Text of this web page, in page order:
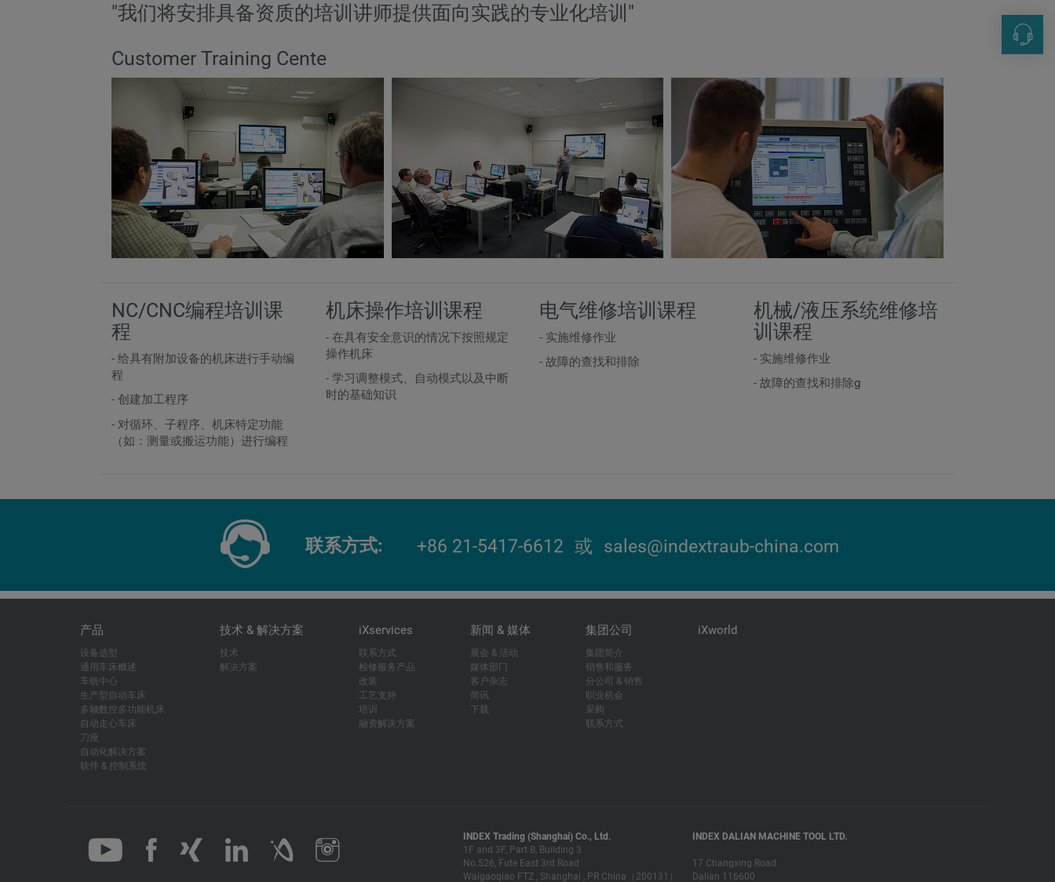
联系方
"我们将安排具备资质的培训讲师提供面向实践的专业化培训"
Customer Training Cente
NC/CNC编程培训课
程
- 给具有附加设备的机床进行手动编
程
- 创建加工程序
- 对循环、子程序、机床特定功能
（如：测量或搬运功能）进行编程
机床操作培训课程
- 在具有安全意识的情况下按照规定
操作机床
- 学习调整模式、自动模式以及中断
时的基础知识
电气维修培训课程
- 实施维修作业
- 故障的查找和排除
机械/液压系统维修培
训课程
- 实施维修作业
- 故障的查找和排除g
联系方式 +86 21-5417-6612 或 sales@indextraub-china.com
产品
设备选型
通用车床概述
车铣中心
生产型自动车床
多轴数控多功能机床
自动走心车床
刀座
自动化解决方案
软件 & 控制系统
技术 & 解决方案
技术
解决方案
iXservices
联系方式
检修服务产品
改装
工艺支持
培训
融资解决方案
新闻 & 媒体
展会 & 活动
媒体部门
客户杂志
简讯
下载
集团公司
集团简介
销售和服务
分公司 & 销售
职业机会
采购
联系方式
iXworld
INDEX Trading (Shanghai) Co., Ltd.
1F and 3F, Part B, Building 3
No.526, Fute East 3rd Road
Waigaoqiao FTZ , Shanghai , PR China（200131）
INDEX DALIAN MACHINE TOOL LTD.
17 Changxing Road
Dalian 116600